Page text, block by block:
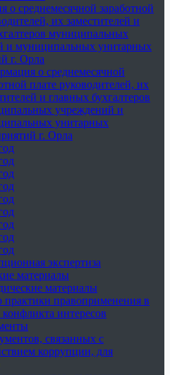
о среднемесячной заработной
их заместителей и
муниципальных
и муниципальных унитарных
г. Орла
о среднемесячной
плате руководителей, их
и главных бухгалтеров
учреждений и
унитарных
г. Орла
экспертиза
материалы
материалы
практики правоприменения в
конфликта интересов
связанных с
коррупции, для